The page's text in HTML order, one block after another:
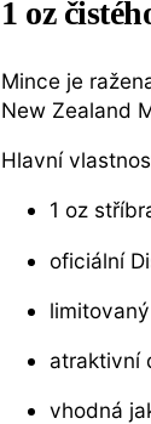
1 oz
Mince je
New Zealand
Hlavní
1 oz
oficiální
atraktivní
vhodná